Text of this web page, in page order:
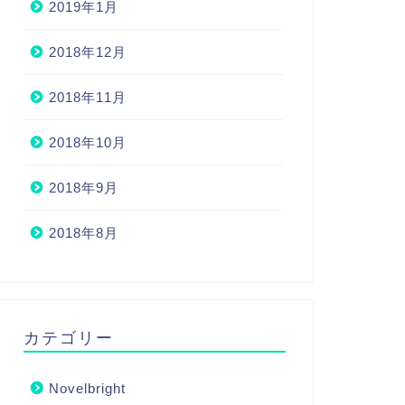
2019年1月
2018年12月
2018年11月
2018年10月
2018年9月
2018年8月
カテゴリー
Novelbright